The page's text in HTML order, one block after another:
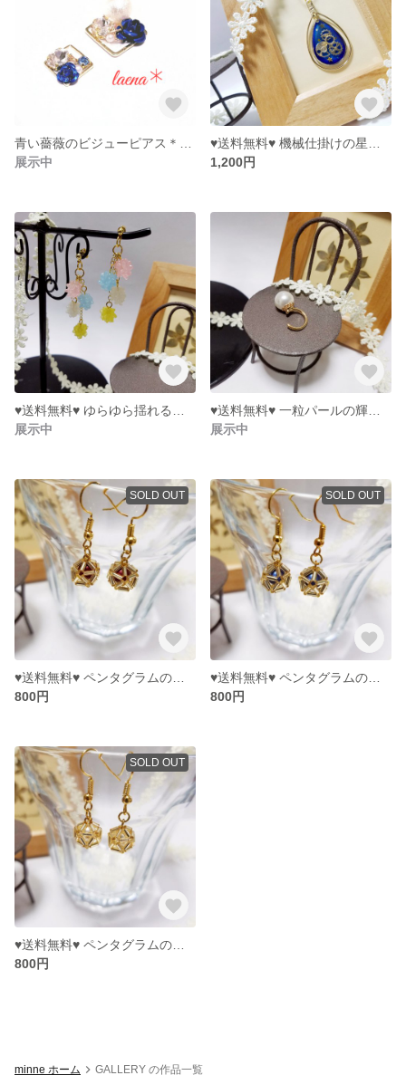
展示中
1,200円
展示中
展示中
SOLD OUT
800円
SOLD OUT
800円
SOLD OUT
800円
minne ホーム GALLERY の作品一覧